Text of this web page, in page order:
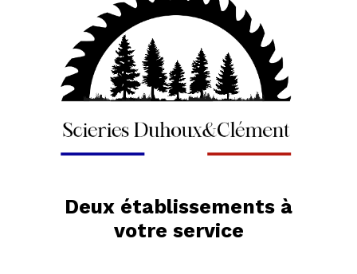
Deux établissements à
votre service